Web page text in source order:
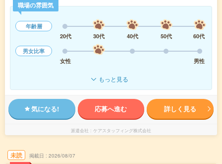
職場の雰囲気
年齢層
20代
30代 40代 50代
60代
男女比率
女性
男性
もっと見る
気になる! 応募へ進む 詳しく見る
派遣会社 ケアスタッフィング株式会社
未読 掲載日 2026/08/07